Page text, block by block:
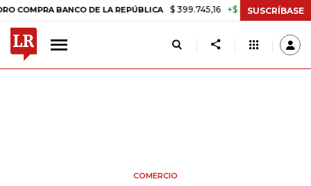
BANCO DE LA REPÚBLICA $ 399.745,16 +$ 2.295,71 +0,58%
SUSCRÍBASE
COMERCIO